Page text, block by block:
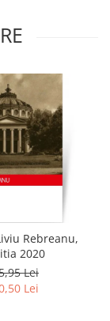
Rebreanu,
2020
Lei
Lei